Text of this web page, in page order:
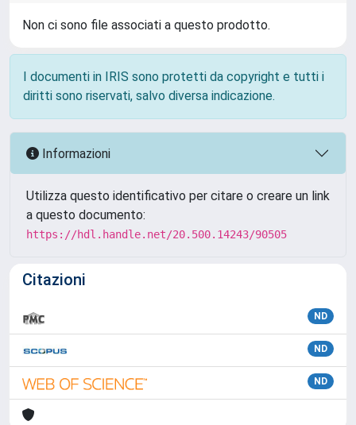
Non ci sono file associati a questo prodotto.
I documenti in IRIS sono protetti da copyright e tutti i
diritti sono riservati, salvo diversa indicazione.
Informazioni
Utilizza questo identificativo per citare o creare un link
a questo documento:
https://hdl.handle.net/20.500.14243/90505
Citazioni
ND
ND
ND